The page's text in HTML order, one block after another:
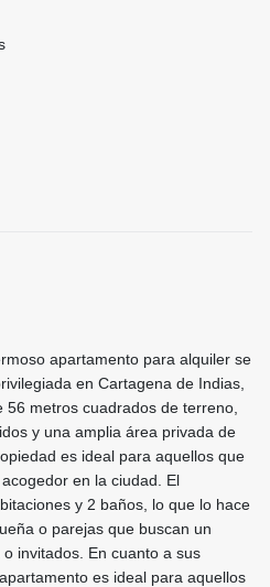
apartamento para alquiler se
en Cartagena de Indias,
metros cuadrados de terreno,
y una amplia área privada de
es ideal para aquellos que
en la ciudad. El
y 2 baños, lo que lo hace
o parejas que buscan un
invitados. En cuanto a sus
es ideal para aquellos